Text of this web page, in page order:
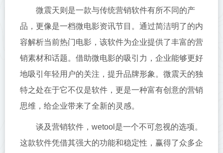
微震天则是一款与传统营销软件有所不同的产
品，更像是一档微电影资讯节目。通过简洁明了的内
容解析当前热门电影，该软件为企业提供了丰富的营
销素材和话题。借助微电影的吸引力，企业能够更好
地吸引年轻用户的关注，提升品牌形象。微震天的独
特之处在于它不仅是软件，更是一种富有创意的营销
思维，给企业带来了全新的灵感。
谈及营销软件，wetool是一个不可忽视的选项。
这款软件凭借其强大的功能和稳定性，赢得了众多企